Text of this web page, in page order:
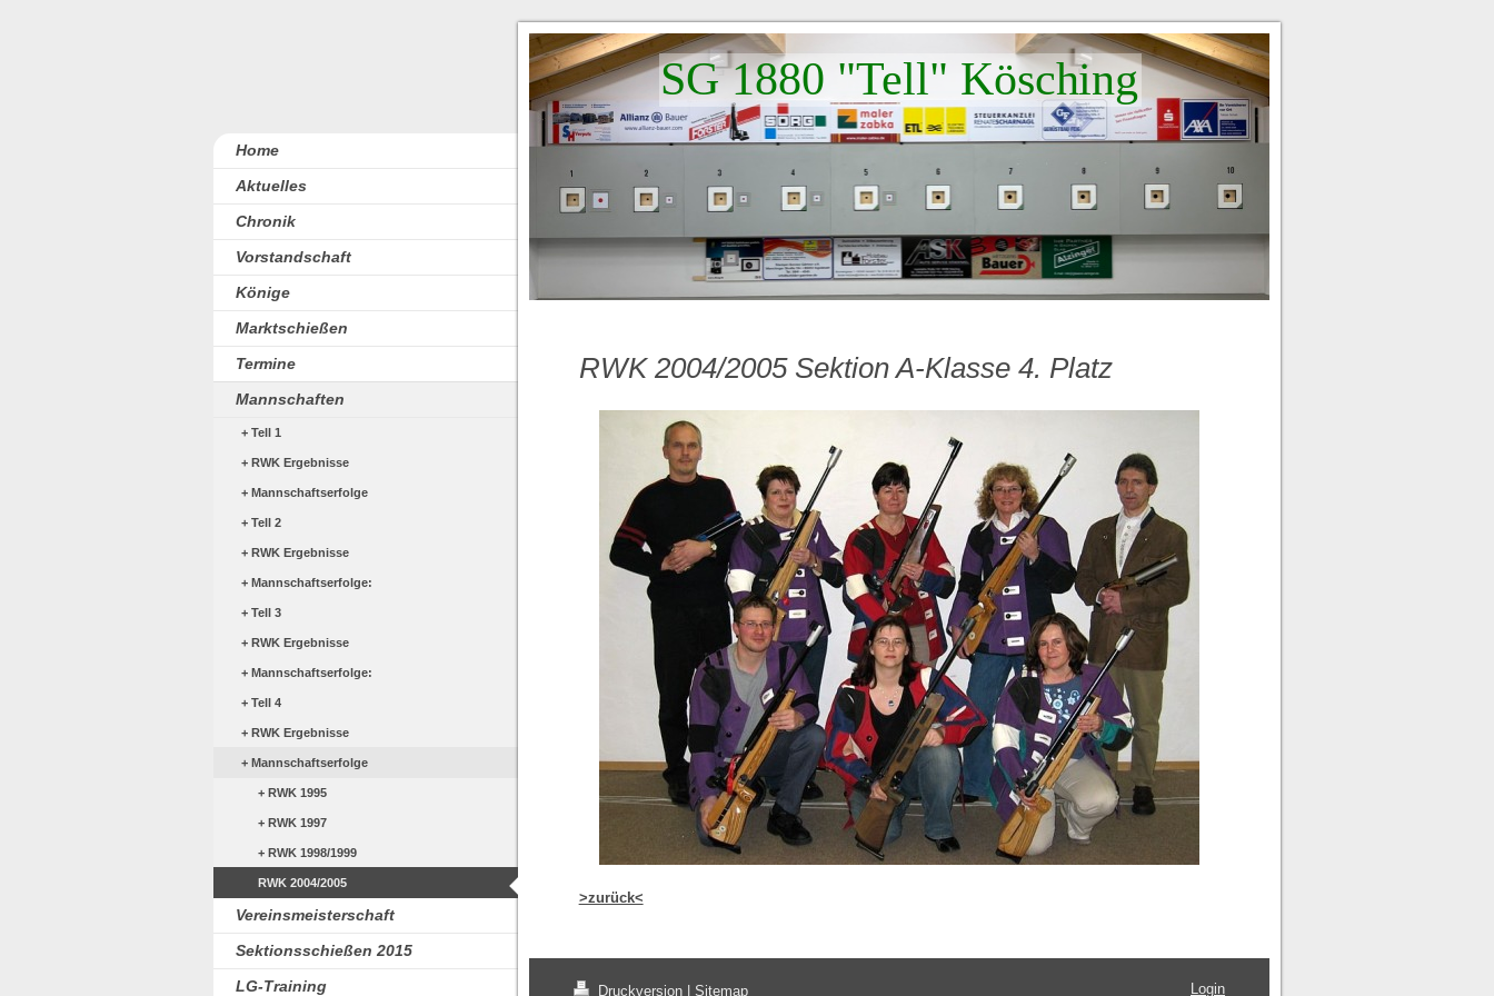
SG 1880 "Tell" Kösching
RWK 2004/2005 Sektion A-Klasse 4. Platz
>zurück<
Druckversion Sitemap Login
Home
Aktuelles
Chronik
Vorstandschaft
Könige
Marktschießen
Termine
Mannschaften
Tell 1
RWK Ergebnisse
Mannschaftserfolge
Tell 2
RWK Ergebnisse
Mannschaftserfolge:
Tell 3
RWK Ergebnisse
Mannschaftserfolge:
Tell 4
RWK Ergebnisse
Mannschaftserfolge
RWK 1995
RWK 1997
RWK 1998/1999
RWK 2004/2005
Vereinsmeisterschaft
Sektionsschießen 2015
LG-Training